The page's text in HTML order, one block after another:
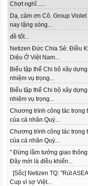
Chợt nghĩ......
Dạ, cảm ơn Cô. Group Violet
nay lặng sóng...
đề tốt...
Netizen Đức Chia Sẻ: Điều
Diệu Ở Việt Nam...
Biểu tập thể Chi bộ xây dựng
nhiệm vụ trọng...
Biểu tập thể Chi bộ xây dựng
nhiệm vụ trọng...
Chương trình công tác trọng
của cá nhân Quý...
Chương trình công tác trọng
của cá nhân Quý...
" Đừng lầm tưởng giao
Đây mới là điều khiến...
[Sốc] Netizen TQ: "Rút
Cup vì sợ Việt...